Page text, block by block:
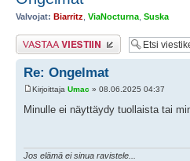
Valvojat: Biarritz ViaNocturna Suska
Lähetä vastaus
Re: Ongelmat
Kirjoittaja Umac » 08.06.2025 04:37
Minulle ei näyttäydy tuollaista tai
Jos elämä ei sinua ravistele...